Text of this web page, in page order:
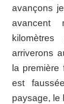
avançons
avancent
arriverons
la
est
paysage, le